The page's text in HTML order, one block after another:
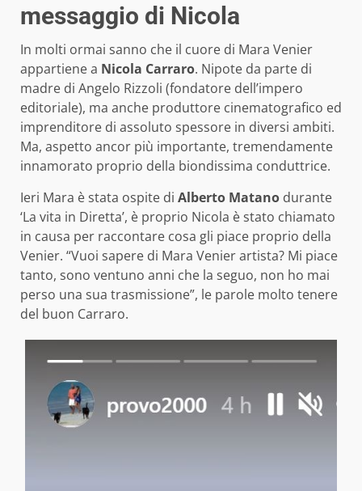
messaggio di Nicola
In molti ormai sanno che il cuore di Mara Venier
appartiene a Nicola Carraro. Nipote da parte di
madre di Angelo Rizzoli (fondatore dell’impero
editoriale), ma anche produttore cinematografico ed
imprenditore di assoluto spessore in diversi ambiti.
Ma, aspetto ancor più importante, tremendamente
innamorato proprio della biondissima conduttrice.
Ieri Mara è stata ospite di Alberto Matano durante
‘La vita in Diretta’, è proprio Nicola è stato chiamato
in causa per raccontare cosa gli piace proprio della
Venier. “Vuoi sapere di Mara Venier artista? Mi piace
tanto, sono ventuno anni che la seguo, non ho mai
perso una sua trasmissione”, le parole molto tenere
del buon Carraro.